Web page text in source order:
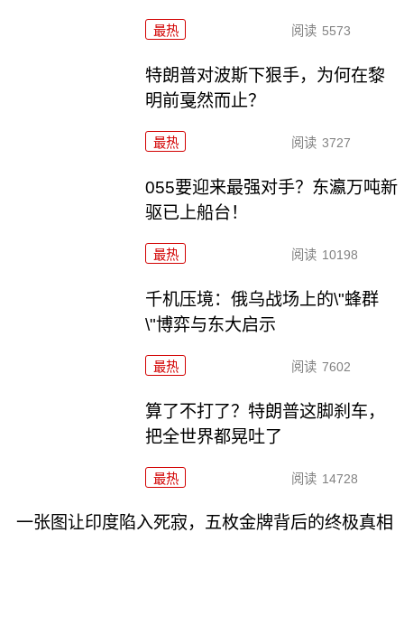
最热 阅读 5573
特朗普对波斯下狠手，为何在黎
明前戛然而止？
最热 阅读 3727
055要迎来最强对手？东瀛万吨新
驱已上船台！
最热 阅读 10198
千机压境：俄乌战场上的\"蜂群
\"博弈与东大启示
最热 阅读 7602
算了不打了？特朗普这脚刹车，
把全世界都晃吐了
最热 阅读 14728
一张图让印度陷入死寂，五枚金牌背后的终极真相